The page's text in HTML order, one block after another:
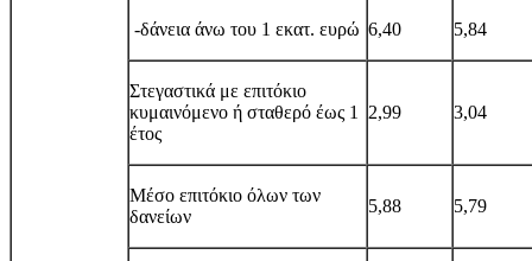
-δάνεια άνω του 1 εκατ. ευρώ 6,40 5,84
Στεγαστικά με επιτόκιο
κυμαινόμενο ή σταθερό έως 1
έτος
2,99 3,04
Μέσο επιτόκιο όλων των
δανείων
5,88 5,79